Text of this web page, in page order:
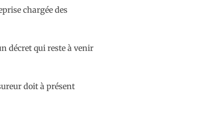
chargée des
décret qui reste à venir
doit à présent